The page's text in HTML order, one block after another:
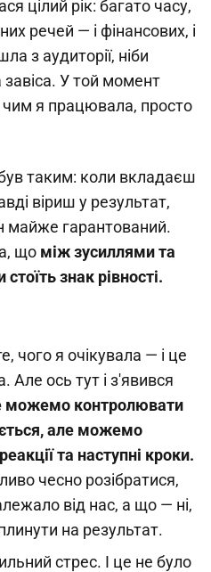
цілий рік: багато часу,
речей — і фінансових, і
з аудиторії, ніби
У той момент
я працювала, просто
таким: коли вкладаєш
віриш у результат,
майже гарантований.
що між зусиллями та
знак рівності.
чого я очікувала — і це
Але ось тут і з'явився
можемо контролювати
але можемо
та наступні кроки.
чесно розібратися,
від нас, а що — ні,
на результат.
стрес. І це не було